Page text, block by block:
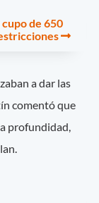
cupo de 650
a dar las
comentó que
profundidad,